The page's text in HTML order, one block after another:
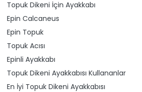
Topuk Dikeni İçin Ayakkabı
Epin Calcaneus
Epin Topuk
Topuk Acısı
Epinli Ayakkabı
Topuk Dikeni Ayakkabısı Kullananlar
En İyi Topuk Dikeni Ayakkabısı